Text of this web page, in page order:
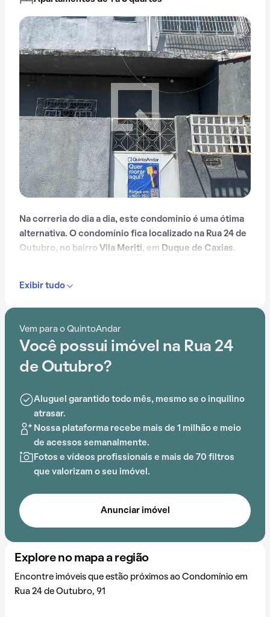
Na correria do dia a dia, este condomínio é uma ótima
alternativa. O condomínio fica localizado na Rua 24 de
Outubro, no bairro Vila Meriti, em Duque de Caxias.
Exibir tudo
Vem para o QuintoAndar
Você possui imóvel na Rua 24
de Outubro?
Aluguel garantido todo mês, mesmo se o inquilino
atrasar.
Nossa plataforma recebe mais de 1 milhão e meio
de acessos semanalmente.
Fotos e vídeos profissionais e mais de 70 filtros
que valorizam o seu imóvel.
Anunciar imóvel
Explore no mapa a região
Encontre imóveis que estão próximos ao Condomínio em
Rua 24 de Outubro, 91